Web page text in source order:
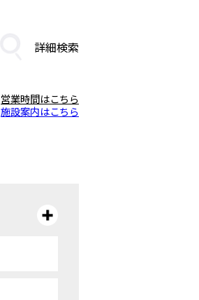
詳細検索
営業時間はこちら
施設案内はこちら